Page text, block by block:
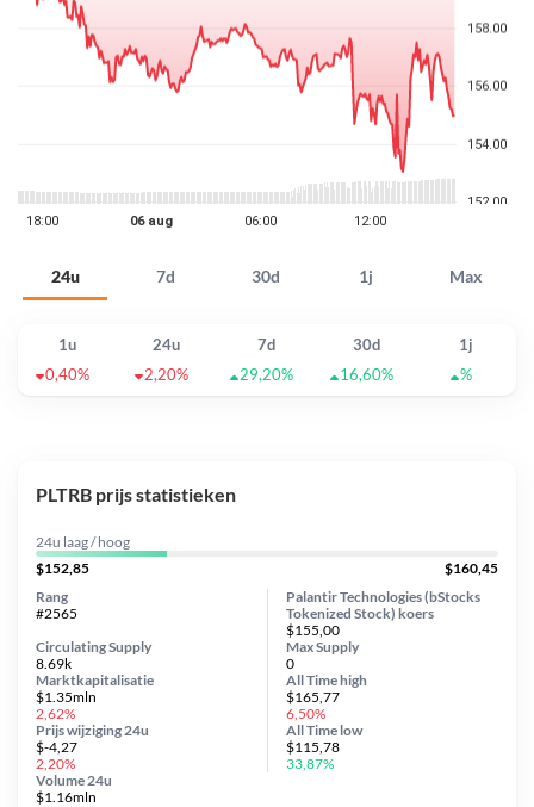
24u 7d 30d 1j Max
1u 24u 7d 30d
1j
0,40%
2,20% 29,20% 16,60% %
PLTRB prijs statistieken
24u laag / hoog
$152,85
$160,45
Palantir Technologies (bStocks
Tokenized Stock) koers
$155,00
Circulating Supply
8.69k
Prijs wijziging 24u
$-4,27
2,20%
Max Supply
0
Marktkapitalisatie
$1.35mln
2,62%
Volume 24u
$1.16mln
Rang
#2565
All Timehigh
$165,77
6,50%
All Time low
$115,78
33,87%